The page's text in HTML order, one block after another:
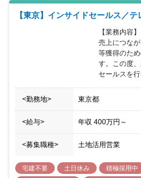
した３Ｄによる事業化の提案を行い
の活用が難しいケースでは資産の買
ら50代の営業社員で構成され、年齢
で昇格する為、年功的な考えはあ
間の採用と営業地盤に直行し直帰
効率化を実現していただきます。
わらず利益に応じて支給され、上限
チベーションになると思います。
【東京】インサイドセールス／
【業務内容】
売上につな
等獲得のた
す。この度
セールスを
<勤務地> 東京都
<給与> 年収 400万円 ～
<募集職種> 土地活用営業
宅建不要 土日休み 積極採用中